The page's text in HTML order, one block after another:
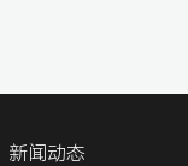
新闻动态